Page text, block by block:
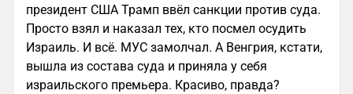
президент США Трамп ввёл санкции против суда.
Просто взял и наказал тех, кто посмел осудить
Израиль. И всё. МУС замолчал. А Венгрия, кстати,
вышла из состава суда и приняла у себя
израильского премьера. Красиво, правда?